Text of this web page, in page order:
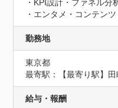
・KPI設計・ファネル
・エンタメ・コンテン
勤務地
東京都
最寄駅：【最寄り駅】田
給与・報酬